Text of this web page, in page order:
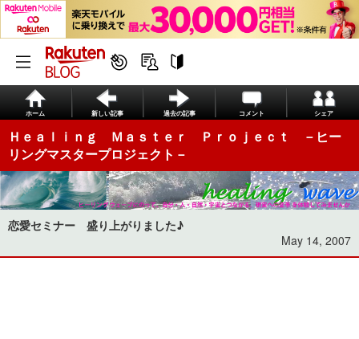
ホーム 新しい記事 過去の記事 コメント シェア
Ｈｅａｌｉｎｇ Ｍａｓｔｅｒ Ｐｒｏｊｅｃｔ －ヒー
リングマスタープロジェクト－
恋愛セミナー 盛り上がりました♪
May 14, 2007